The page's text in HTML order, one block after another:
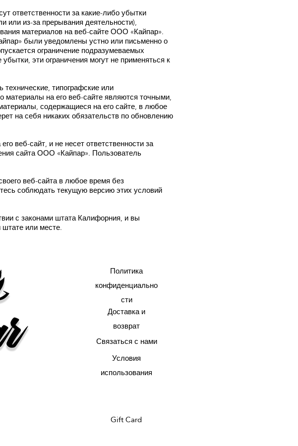
ответственности за какие-либо убытки
или из-за прерывания деятельности),
материалов на веб-сайте ООО «Кайпар».
были уведомлены устно или письменно о
ограничение подразумеваемых
эти ограничения могут не применяться к
типографские или
материалы на его веб-сайте являются точными,
содержащиеся на его сайте, в любое
на себя никаких обязательств по обновлению
веб-сайт, и не несет ответственности за
сайта ООО «Кайпар». Пользователь
веб-сайта в любое время без
соблюдать текущую версию этих условий
с законами штата Калифорния, и вы
штате или месте.
Политика
конфиденциально
сти
Доставка и
возврат
Связаться с нами
Условия
использования
Gift Card